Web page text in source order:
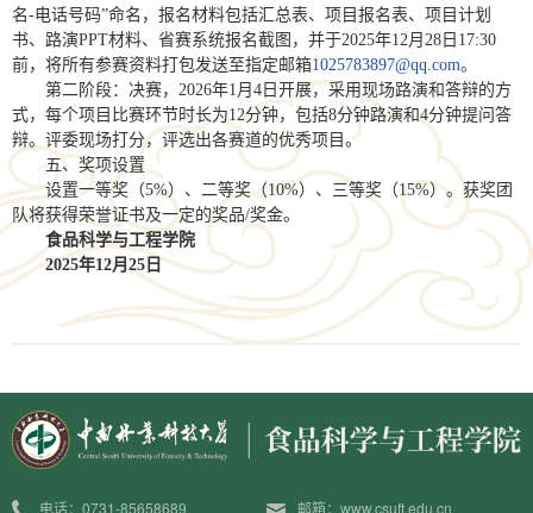
名-电话号码”命名，报名材料包括汇总表、项目报名表、项目计划
书、路演PPT材料、省赛系统报名截图，并于2025年12月28日17:30
前，将所有参赛资料打包发送至指定邮箱1025783897@qq.com。
第二阶段：决赛，2026年1月4日开展，采用现场路演和答辩的方
式，每个项目比赛环节时长为12分钟，包括8分钟路演和4分钟提问答
辩。评委现场打分，评选出各赛道的优秀项目。
五、奖项设置
设置一等奖（5%）、二等奖（10%）、三等奖（15%）。获奖团
队将获得荣誉证书及一定的奖品/奖金。
食品科学与工程学院
2025年12月25日
电话：0731-85658689 邮箱：www.csuft.edu.cn